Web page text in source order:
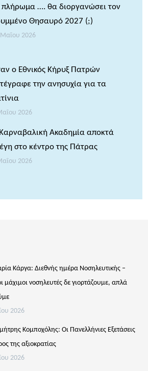
πλήρωμα …. θα διοργανώσει τον
Θησαυρό 2027 (;)
2026
ο Εθνικός Κήρυξ Πατρών
την ανησυχία για τα
2026
Ακαδημία αποκτά
στο κέντρο της Πάτρας
2026
Κάργα: Διεθνής ημέρα Νοσηλευτικής –
μάχιμοι νοσηλευτές δε γιορτάζουμε, απλά
2026
Κομποχόλης: Οι Πανελλήνιες Εξετάσεις
της αξιοκρατίας
2026